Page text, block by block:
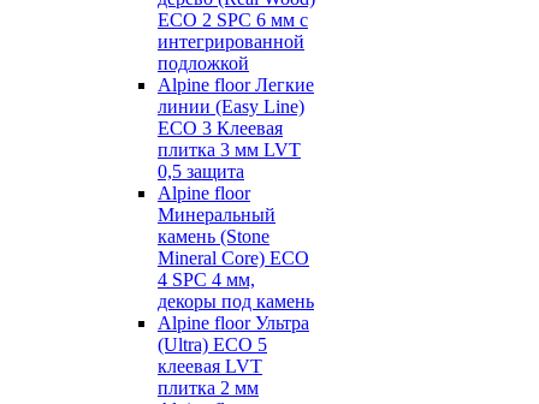
ECO 2 SPC 6 мм с
интегрированной
подложкой
Alpine floor Легкие
линии (Easy Line)
ECO 3 Клеевая
плитка 3 мм LVT
0,5 защита
Alpine floor
Минеральный
камень (Stone
Mineral Core) ECO
4 SPC 4 мм,
декоры под камень
Alpine floor Ультра
(Ultra) ECO 5
клеевая LVT
плитка 2 мм